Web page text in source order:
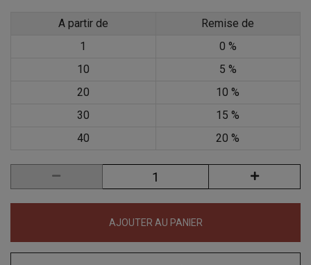
A partir de
Remise de
1
0 %
10
5 %
20
10 %
30
15 %
40
20 %
AJOUTER AU PANIER